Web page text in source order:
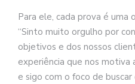
Para ele, cada prova é uma
“Sinto muito orgulho por
objetivos e dos nossos
experiência que nos motiva
e sigo com o foco de